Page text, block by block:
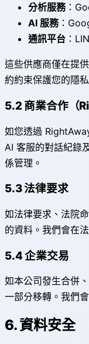
分析服務：
AI 服務：
通訊平台 ：
這些供應商僅在提
約約束保護您的隱私
5.2 商業合作（
如您透過
AI 客服的對話紀錄
係管理。
5.3 法律要求
如法律要求、法院
的資料。我們會在
5.4 企業交易
如本公司發生合併
一部分移轉。我們
6. 資料安全